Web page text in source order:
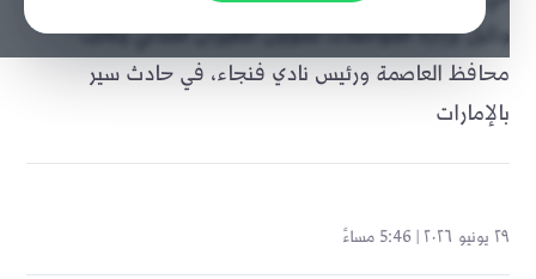
وكيل وزارة المواصلات لشؤون الطيران المدني ونائب
محافظ العاصمة ورئيس نادي فنجاء، في حادث سير
بالإمارات
٢٩ يونيو ٢٠٢٦ | 5:46 مساءً